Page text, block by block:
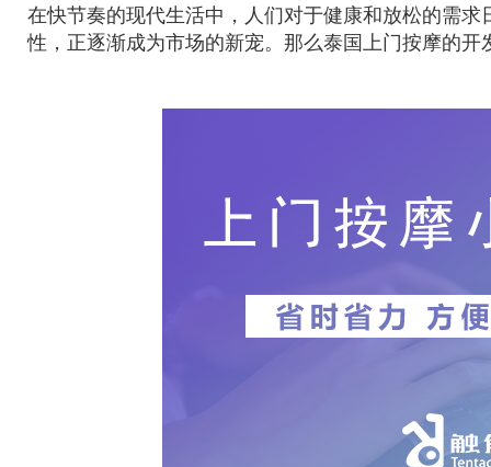
在快节奏的现代生活中，人们对于健康和放松的需
性，正逐渐成为市场的新宠。那么泰国上门按摩的